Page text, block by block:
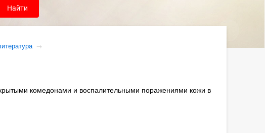
Найти
→
комедонами и воспалительными поражениями кожи в